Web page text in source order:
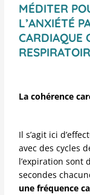
MÉDITER
L’ANXIÉTÉ
CARDIAQUE
La cohérence
Il s’agit ici
avec des cycles
l’expiration sont
secondes
une fréquence